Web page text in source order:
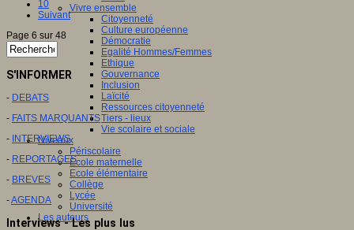
Vivre ensemble
Citoyenneté
Culture européenne
Démocratie
Egalité Hommes/Femmes
Ethique
Gouvernance
Inclusion
Laïcité
Ressources citoyenneté
Tiers - lieux
Vie scolaire et sociale
Niveaux
Périscolaire
Ecole maternelle
Ecole élémentaire
Collège
Lycée
Université
Les auteurs
10
Suivant
Page 6 sur 48
S'INFORMER
- DEBATS
- FAITS MARQUANTS
- INTERVIEWS
- REPORTAGES
- BREVES
-AGENDA
Interviews - Les plus lus